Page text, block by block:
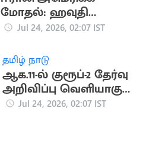
மோதல்: ஹவுதி
கிளர்ச்சியாளர்கள்
தாக்குதல்
Jul 24, 2026, 02:07 IST
தமிழ் நாடு
ஆக.11-ல் குரூப்-2 தேர்வு
அறிவிப்பு வெளியாகும்
என ஏறிவிப்பு
Jul 24, 2026, 02:07 IST